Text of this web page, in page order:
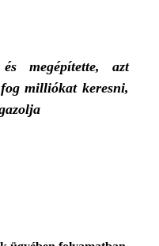
megépítette, azt
milliókat keresni,